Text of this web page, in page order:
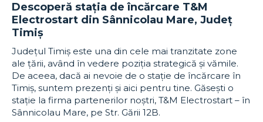
Descoperă stația de încărcare T&M
Electrostart din Sânnicolau Mare, Județ
Timiș
Județul Timiș este una din cele mai tranzitate zone
ale țării, având în vedere poziția strategică și vămile.
De aceea, dacă ai nevoie de o stație de încărcare în
Timiș, suntem prezenți și aici pentru tine. Găsești o
stație la firma partenerilor noștri, T&M Electrostart – în
Sânnicolau Mare, pe Str. Gării 12B.